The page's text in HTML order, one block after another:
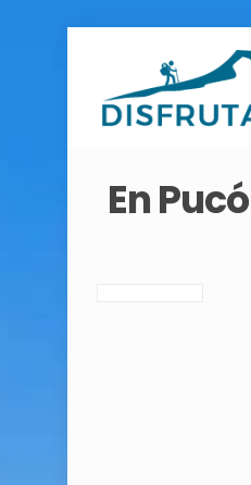
En